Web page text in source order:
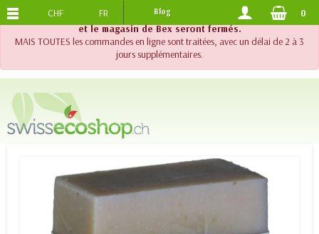
!! Important !! Jusqu'au 20 août 2026, le support téléphonique
et le magasin de Bex seront fermés.
MAIS TOUTES les commandes en ligne sont traitées, avec un délai de 2 à 3
jours supplémentaires.
PORTS OFFERTS DES 120.-
CHF FR Blog 0